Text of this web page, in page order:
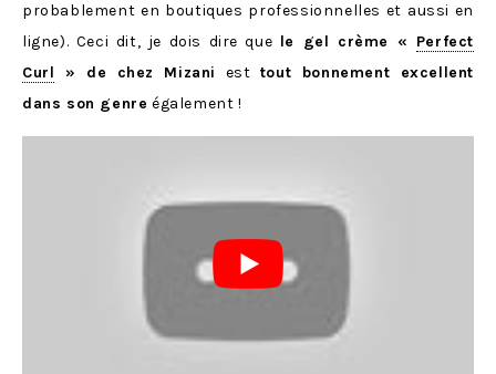
probablement en boutiques professionnelles et aussi en
ligne). Ceci dit, je dois dire que le gel crème « Perfect
Curl » de chez Mizani est tout bonnement excellent
dans son genre également !